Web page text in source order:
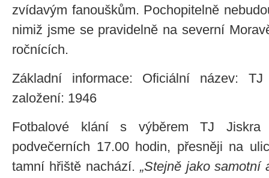
zvídavým fanouškům. Pochopitelně
nimiž jsme se pravidelně na severní
ročnících.
Základní informace: Oficiální název:
založení: 1946
Fotbalové klání s výběrem TJ Jiskra
podvečerních 17.00 hodin, přesněji na
tamní hřiště nachází. „Stejně jako